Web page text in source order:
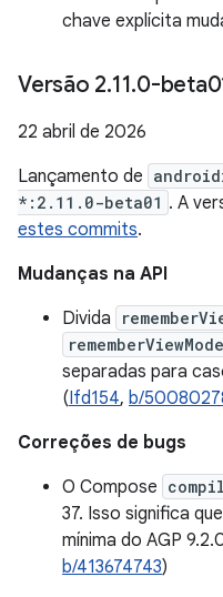
chave explícita
Versão 2.11.0-
22 abril de 2026
Lançamento de
*:2.11.0-beta01 . A
estes commits.
Mudanças na API
Divida
separadas para
(Ifd154, b/
Correções de bugs
O Compose
37. Isso significa
mínima do AGP
b/413674743)